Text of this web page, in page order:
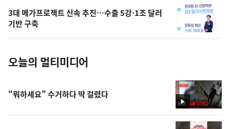
사
진
3대 메가프로젝트 신속 추진…수출 5강·1조 달러
기반 구축
오늘의 멀티미디어
영
상
"뭐하세요" 수거하다 딱 걸렸다